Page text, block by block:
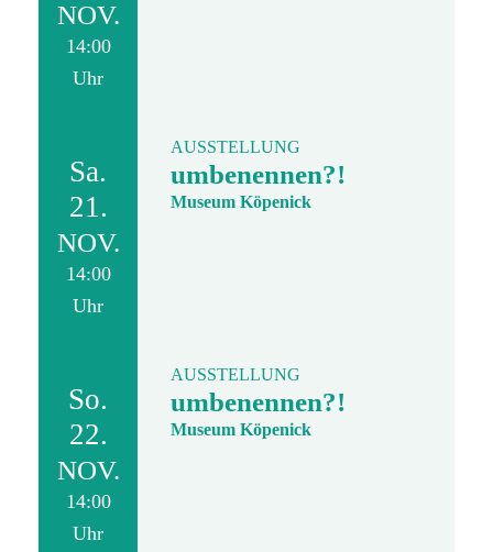
NOV.
14:00
Uhr
Sa.
21.
NOV.
14:00
Uhr
AUSSTELLUNG
umbenennen?!
Museum Köpenick
So.
22.
NOV.
14:00
Uhr
AUSSTELLUNG
umbenennen?!
Museum Köpenick